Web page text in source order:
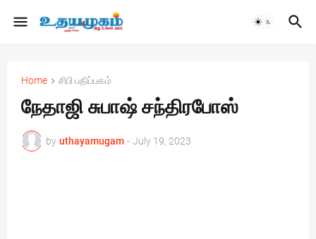
Home சிபி பதிப்பகம்
நேதாஜி சுபாஷ் சந்திரபோஸ்
by uthayamugam - July 19, 2023